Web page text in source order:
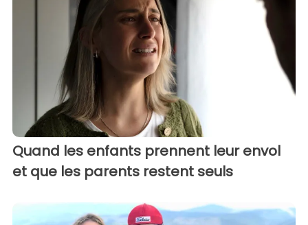
Quand les enfants prennent leur envol
et que les parents restent seuls